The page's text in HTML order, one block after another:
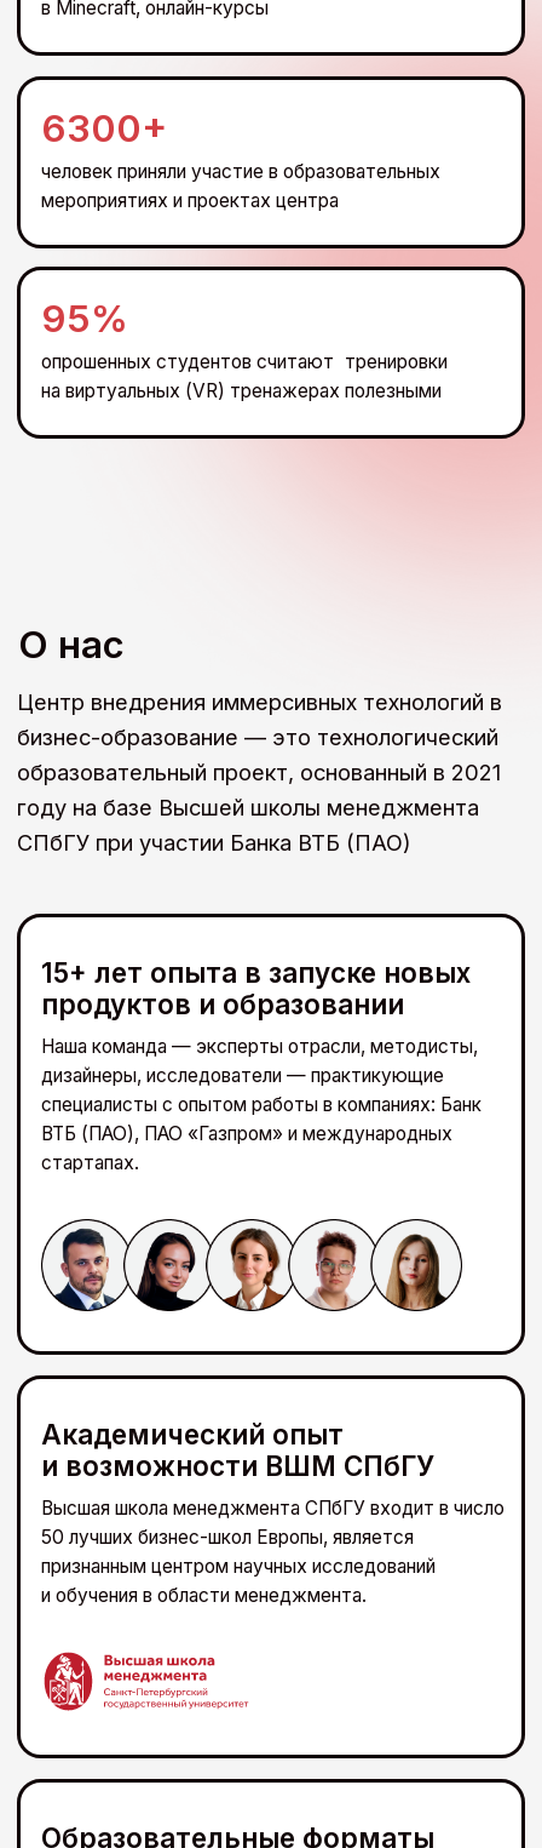
Виртуальная реальность (VR)
Симуляционно-ориентированное обучение
Обучение в игровой среде Minecraft
Образовательные форматы
Партнеры центра — крупные
Мероприятия и новости
Смотреть все